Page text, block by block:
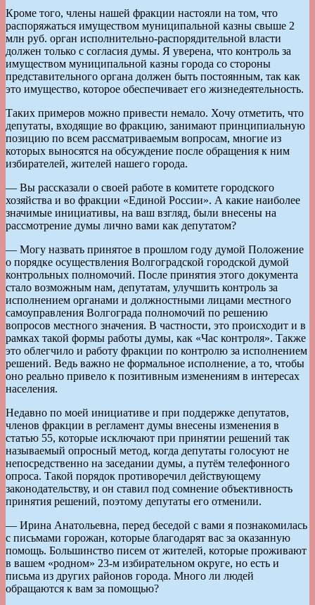
Кроме того, члены нашей фракции настояли на том, что
распоряжаться имуществом муниципальной казны свыше 2
млн руб. орган исполнительно-распорядительной власти
должен только с согласия думы. Я уверена, что контроль за
имуществом муниципальной казны города со стороны
представительного органа должен быть постоянным, так как
это имущество, которое обеспечивает его жизнедеятельность.
Таких примеров можно привести немало. Хочу отметить, что
депутаты, входящие во фракцию, занимают принципиальную
позицию по всем рассматриваемым вопросам, многие из
которых выносятся на обсуждение после обращения к ним
избирателей, жителей нашего города.
— Вы рассказали о своей работе в комитете городского
хозяйства и во фракции «Единой России». А какие наиболее
значимые инициативы, на ваш взгляд, были внесены на
рассмотрение думы лично вами как депутатом?
— Могу назвать принятое в прошлом году думой Положение
о порядке осуществления Волгоградской городской думой
контрольных полномочий. После принятия этого документа
стало возможным нам, депутатам, улучшить контроль за
исполнением органами и должностными лицами местного
самоуправления Волгограда полномочий по решению
вопросов местного значения. В частности, это происходит и в
рамках такой формы работы думы, как «Час контроля». Также
это облегчило и работу фракции по контролю за исполнением
решений. Ведь важно не формальное исполнение, а то, чтобы
оно реально привело к позитивным изменениям в интересах
населения.
Недавно по моей инициативе и при поддержке депутатов,
членов фракции в регламент думы внесены изменения в
статью 55, которые исключают при принятии решений так
называемый опросный метод, когда депутаты голосуют не
непосредственно на заседании думы, а путём телефонного
опроса. Такой порядок противоречил действующему
законодательству, и он ставил под сомнение объективность
принятия решений, поэтому депутаты его отменили.
— Ирина Анатольевна, перед беседой с вами я познакомилась
с письмами горожан, которые благодарят вас за оказанную
помощь. Большинство писем от жителей, которые проживают
в вашем «родном» 23-м избирательном округе, но есть и
письма из других районов города. Много ли людей
обращаются к вам за помощью?